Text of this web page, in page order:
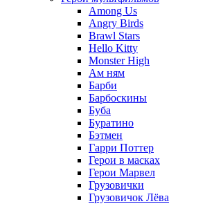
Among Us
Angry Birds
Brawl Stars
Hello Kitty
Monster High
Ам ням
Барби
Барбоскины
Буба
Буратино
Бэтмен
Гарри Поттер
Герои в масках
Герои Марвел
Грузовички
Грузовичок Лёва